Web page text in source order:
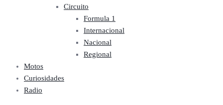
Circuito
Formula 1
Internacional
Nacional
Regional
Motos
Curiosidades
Radio